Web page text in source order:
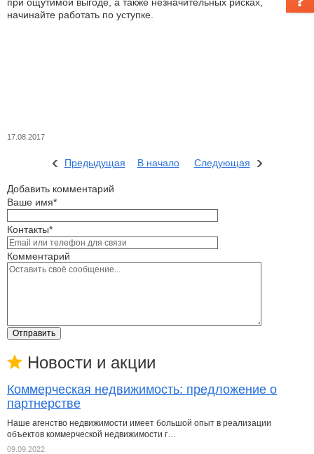
начинайте работать по уступке.
17.08.2017
Предыдущая В начало Следующая
Добавить комментарий
Ваше имя*
Контакты*
Комментарий
Отправить
Новости и акции
Коммерческая недвижимость: предложение о
партнерстве
Наше агенство недвижимости имеет большой опыт в реализации
объектов коммерческой недвижимости г…
09.09.2022